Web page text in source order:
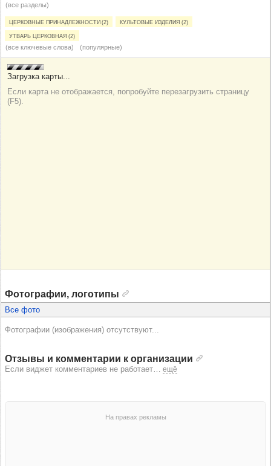
(все разделы)
Церковные принадлежности (2)
Культовые изделия (2)
Утварь церковная (2)
(все ключевые слова) (популярные)
Фотографии, логотипы
Все фото
Фотографии (изображения) отсутствуют...
Отзывы и комментарии к организации
Если виджет комментариев не работает ещё